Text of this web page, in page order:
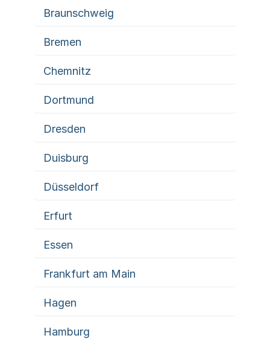
Braunschweig
Bremen
Chemnitz
Dortmund
Dresden
Duisburg
Düsseldorf
Erfurt
Essen
Frankfurt am Main
Hagen
Hamburg